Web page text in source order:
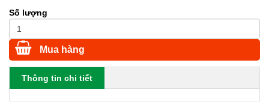
Số lượng
Mua hàng
Thông tin chi tiết